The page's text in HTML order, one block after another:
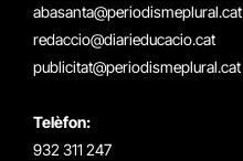
abasanta@periodismeplural.cat
redaccio@diarieducacio.cat
publicitat@periodismeplural.cat
Telèfon:
932 311 247